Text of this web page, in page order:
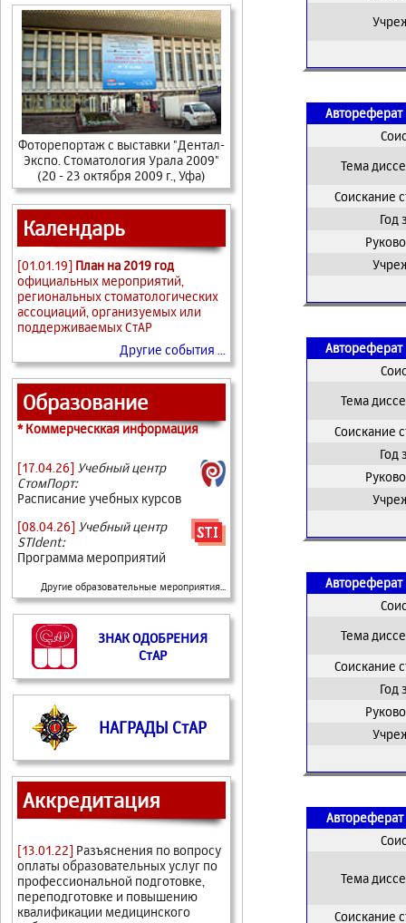
Фоторепортаж с выставки "Дентал-
Экспо. Стоматология Урала 2009"
(20 - 23 октября 2009 г., Уфа)
Календарь
[01.01.19] План на 2019 год
официальных мероприятий,
региональных стоматологических
ассоциаций, организуемых или
поддерживаемых СтАР
Другие события ...
Образование
* Коммерческкая информация
[17.04.26] Учебный центр
СтомПорт:
Расписание учебных курсов
[08.04.26] Учебный центр
STIdent:
Программа мероприятий
Другие образовательные мероприятия...
ЗНАК ОДОБРЕНИЯ
СтАР
НАГРАДЫ СтАР
Аккредитация
[13.01.22] Разъяснения по вопросу
оплаты образовательных услуг по
профессиональной подготовке,
переподготовке и повышению
квалификации медицинского
Автореферат
Тема
Соискание
Год
Автореферат
Тема
Соискание
Год
Автореферат
Тема
Соискание
Год
Автореферат
Тема
Соискание